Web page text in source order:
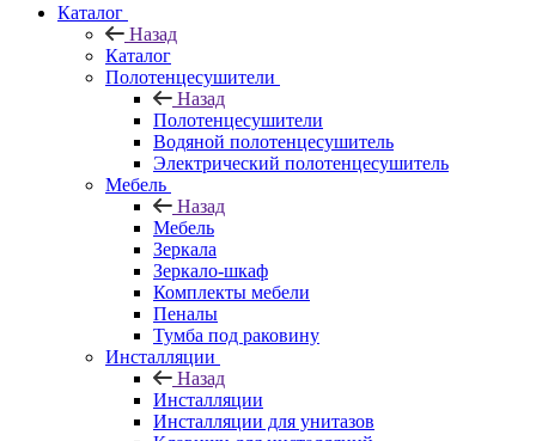
Каталог
Назад
Каталог
Полотенцесушители
Назад
Полотенцесушители
Водяной полотенцесушитель
Электрический полотенцесушитель
Мебель
Назад
Мебель
Зеркала
Зеркало-шкаф
Комплекты мебели
Пеналы
Тумба под раковину
Инсталляции
Назад
Инсталляции
Инсталляции для унитазов